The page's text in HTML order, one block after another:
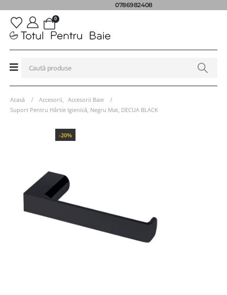
0786982408
0
Acasă Accesorii
Accesorii Baie
Suport Pentru Hârtie Igienică, Negru Mat, DECUA BLACK
-20%